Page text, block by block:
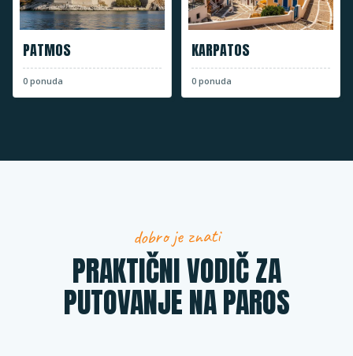
PATMOS
0 ponuda
KARPATOS
0 ponuda
dobro je znati
PRAKTIČNI VODIČ ZA
PUTOVANJE NA PAROS